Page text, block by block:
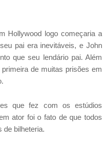
Hollywood logo começaria a
pai era inevitáveis, e John
que seu lendário pai. Além
de muitas prisões em
que fez com os estúdios
ator foi o fato de que todos
de bilheteria.